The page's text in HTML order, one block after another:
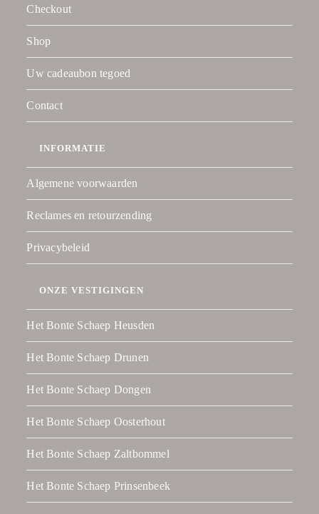
Checkout
Shop
Uw cadeaubon tegoed
Contact
INFORMATIE
Algemene voorwaarden
Reclames en retourzending
Privacybeleid
ONZE VESTIGINGEN
Het Bonte Schaep Heusden
Het Bonte Schaep Drunen
Het Bonte Schaep Dongen
Het Bonte Schaep Oosterhout
Het Bonte Schaep Zaltbommel
Het Bonte Schaep Prinsenbeek